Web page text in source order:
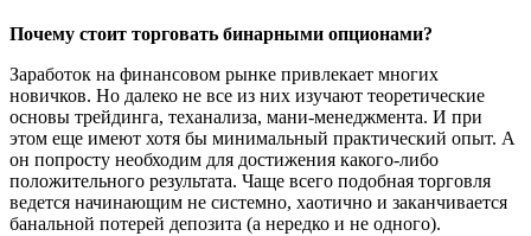
Почему стоит торговать бинарными опционами?
Заработок на финансовом рынке привлекает многих
новичков. Но далеко не все из них изучают теоретические
основы трейдинга, теханализа, мани-менеджмента. И при
этом еще имеют хотя бы минимальный практический опыт. А
он попросту необходим для достижения какого-либо
положительного результата. Чаще всего подобная торговля
ведется начинающим не системно, хаотично и заканчивается
банальной потерей депозита (а нередко и не одного).